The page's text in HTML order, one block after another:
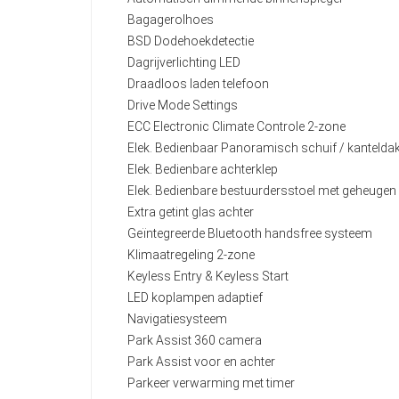
Bagagerolhoes
BSD Dodehoekdetectie
Dagrijverlichting LED
Draadloos laden telefoon
Drive Mode Settings
ECC Electronic Climate Controle 2-zone
Elek. Bedienbaar Panoramisch schuif /
Elek. Bedienbare achterklep
Elek. Bedienbare bestuurdersstoel met geheugen
Extra getint glas achter
Geïntegreerde Bluetooth handsfree systeem
Klimaatregeling 2-zone
Keyless Entry & Keyless Start
LED koplampen adaptief
Navigatiesysteem
Park Assist 360 camera
Park Assist voor en achter
Parkeer verwarming met timer